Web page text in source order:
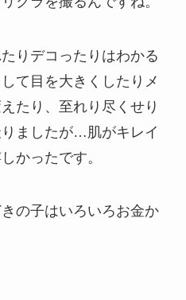
りデコったりはわかる
て目を大きくしたりメ
たり、至れり尽くせり
ましたが…肌がキレイ
かったです。
の子はいろいろお金か